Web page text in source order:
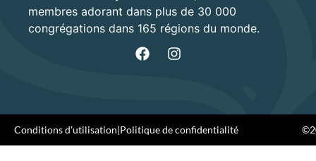
membres adorant dans plus de 30 000
congrégations dans 165 régions du monde.
Conditions d'utilisation|Politique de confidentialité